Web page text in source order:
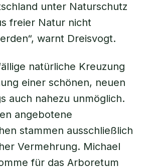
unter Naturschutz
freier Natur nicht
warnt Dreisvogt.
natürliche Kreuzung
einer schönen, neuen
auch nahezu unmöglich.
angebotene
stammen ausschließlich
Vermehrung. Michael
für das Arboretum